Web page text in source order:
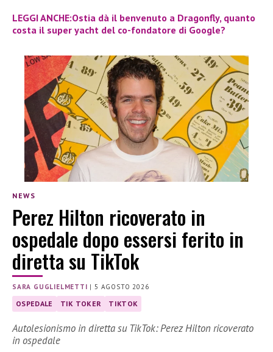
LEGGI ANCHE:Ostia dà il benvenuto a Dragonfly, quanto
costa il super yacht del co-fondatore di Google?
NEWS
Perez Hilton ricoverato in
ospedale dopo essersi ferito in
diretta su TikTok
SARA GUGLIELMETTI |5 AGOSTO 2026
OSPEDALE TIK TOKER TIKTOK
Autolesionismo in diretta su TikTok: Perez Hilton ricoverato
in ospedale